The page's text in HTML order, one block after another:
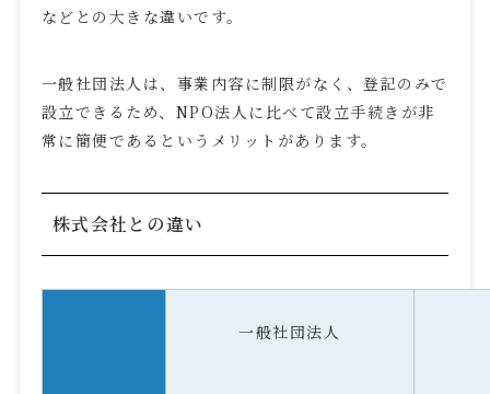
などとの大きな違いです。
一般社団法人は、事業内容に制限がなく、登記のみで
設立できるため、 NPO法人に比べて設立手続きが非
常に簡便であるというメリットがあります。
株式会社との違い
一般社団法人